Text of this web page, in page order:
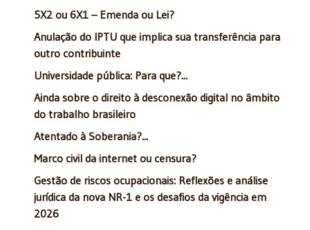
5X2 ou 6X1 – Emenda ou Lei?
Anulação do IPTU que implica sua transferência para
outro contribuinte
Universidade pública: Para que?...
Ainda sobre o direito à desconexão digital no âmbito
do trabalho brasileiro
Atentado à Soberania?...
Marco civil da internet ou censura?
Gestão de riscos ocupacionais: Reflexões e análise
jurídica da nova NR-1 e os desafios da vigência em
2026